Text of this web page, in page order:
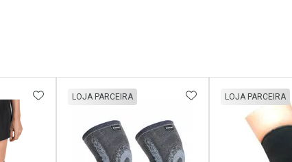
ADICIONAR AOS FAVORITOS
LOJA PARCEIRA ADICIONAR AOS
LOJA PARCEIRA